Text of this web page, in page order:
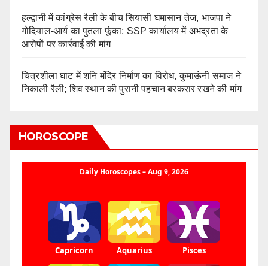
हल्द्वानी में कांग्रेस रैली के बीच सियासी घमासान तेज, भाजपा ने
गोदियाल-आर्य का पुतला फूंका; SSP कार्यालय में अभद्रता के
आरोपों पर कार्रवाई की मांग
चित्रशीला घाट में शनि मंदिर निर्माण का विरोध, कुमाऊंनी समाज ने
निकाली रैली; शिव स्थान की पुरानी पहचान बरकरार रखने की मांग
HOROSCOPE